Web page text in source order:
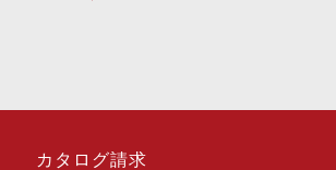
カタログ請求